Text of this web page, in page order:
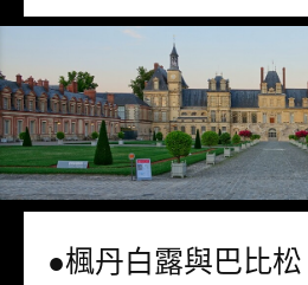
●楓丹白露與巴比